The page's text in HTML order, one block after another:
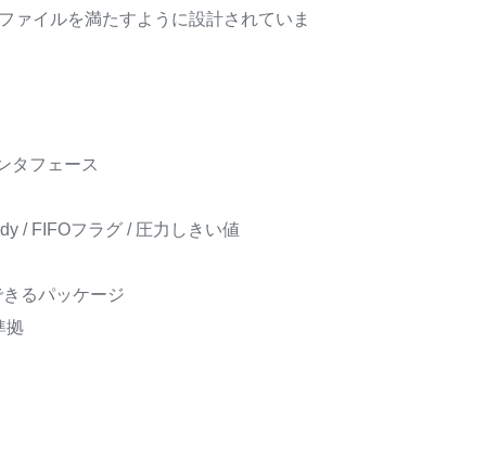
ァイルを満たすように設計されていま
タフェース
/ FIFOフラグ / 圧力しきい値
るパッケージ
拠